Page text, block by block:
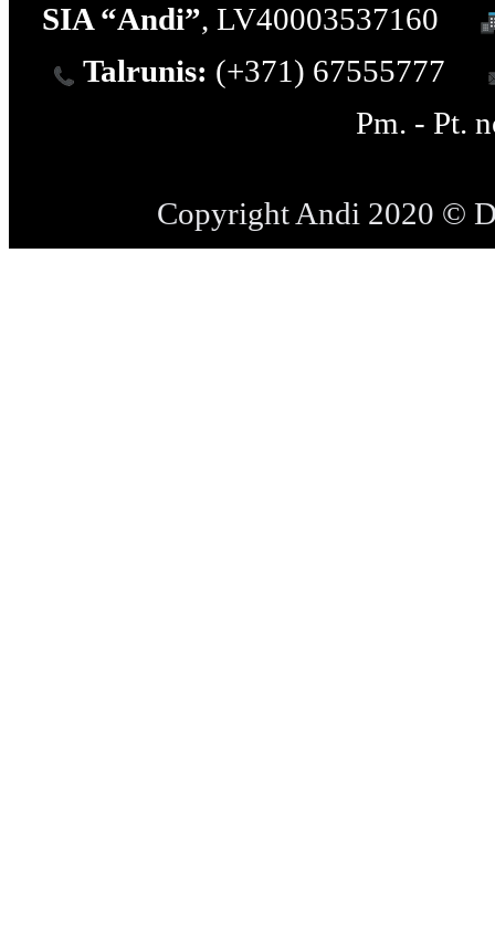
SIA “Andi”, LV40003537160
Talrunis: (+371) 67555777
Pm. - Pt.
Copyright Andi 2020 ©